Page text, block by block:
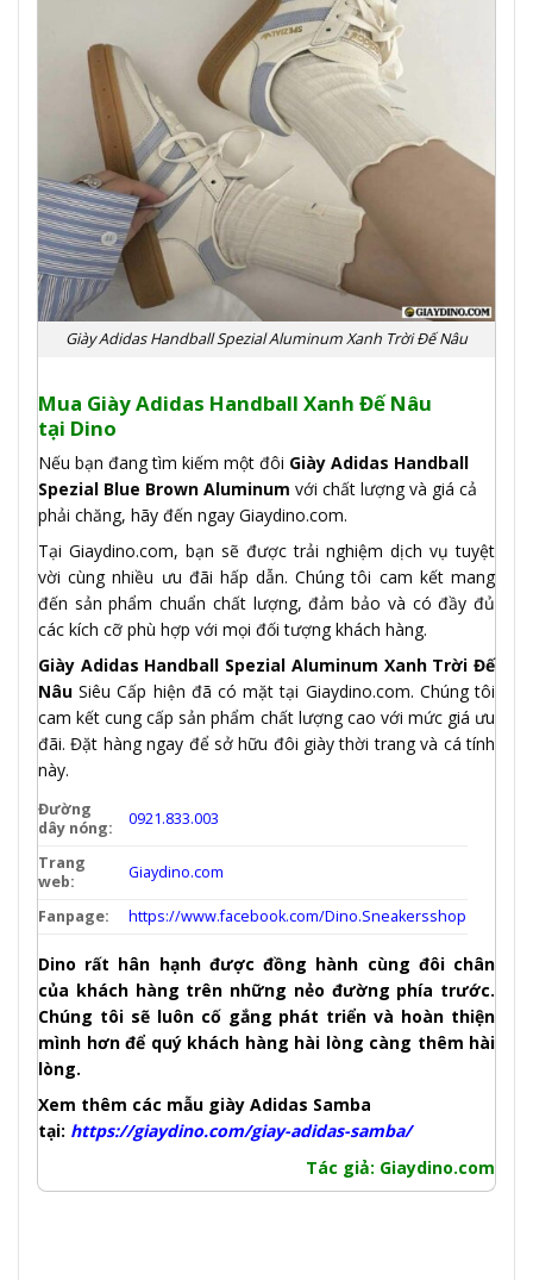
Giày Adidas Handball Spezial Aluminum Xanh Trời Đế Nâu
Mua Giày Adidas Handball Xanh Đế Nâu
tại Dino
Nếu bạn đang tìm kiếm một đôi Giày Adidas Handball
Spezial Blue Brown Aluminum với chất lượng và giá cả
phải chăng, hãy đến ngay Giaydino.com.
Tại Giaydino.com, bạn sẽ được trải nghiệm dịch vụ tuyệt
vời cùng nhiều ưu đãi hấp dẫn. Chúng tôi cam kết mang
đến sản phẩm chuẩn chất lượng, đảm bảo và có đầy đủ
các kích cỡ phù hợp với mọi đối tượng khách hàng.
Giày Adidas Handball Spezial Aluminum Xanh Trời Đế
Nâu Siêu Cấp hiện đã có mặt tại Giaydino.com. Chúng tôi
cam kết cung cấp sản phẩm chất lượng cao với mức giá ưu
đãi. Đặt hàng ngay để sở hữu đôi giày thời trang và cá tính
này.
Đường
dây nóng:
0921.833.003
Trang
web:
Giaydino.com
Fanpage: https://www.facebook.com/Dino.Sneakersshop
Dino rất hân hạnh được đồng hành cùng đôi chân
của khách hàng trên những nẻo đường phía trước.
Chúng tôi sẽ luôn cố gắng phát triển và hoàn thiện
mình hơn để quý khách hàng hài lòng càng thêm hài
lòng.
Xem thêm các mẫu giày Adidas Samba
tại: https://giaydino.com/giay-adidas-samba/
Tác giả: Giaydino.com